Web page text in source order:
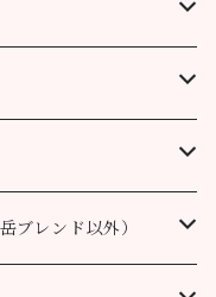
ブレンド以外）